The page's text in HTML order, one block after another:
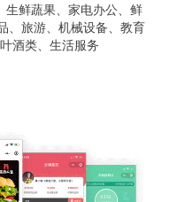
生鲜蔬果、家电办公、鲜
、旅游、机械设备、教育
酒类、生活服务